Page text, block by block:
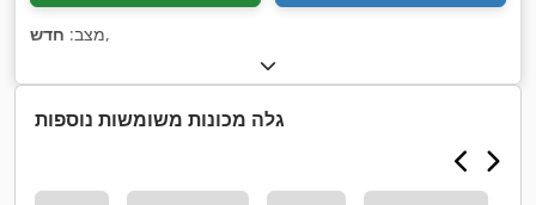
מצב: חדש ,
גלה מכונות משומשות נוספות